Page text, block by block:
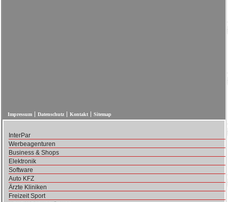
Impressum Datenschutz Kontakt Sitemap
InterPar
Werbeagenturen
Business & Shops
Elektronik
Software
Auto KFZ
Ärzte Kliniken
Freizeit Sport